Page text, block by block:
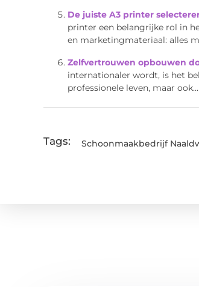
De juiste A3 printer
printer een belangrijke rol in
en marketingmateriaal: alles
Zelfvertrouwen opbouwen
internationaler wordt, is het
professionele leven, maar ook...
Tags: Schoonmaakbedrijf